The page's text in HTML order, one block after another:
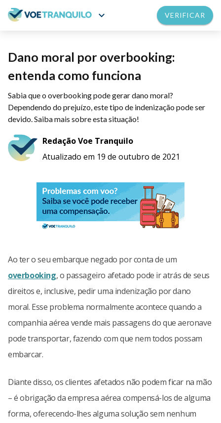
expand_more VERIFICAR
Dano moral por overbooking:
entenda como funciona
Sabia que o overbooking pode gerar dano moral?
Dependendo do prejuízo, este tipo de indenização pode ser
devido. Saiba mais sobre esta situação!
Redação Voe Tranquilo
Atualizado em 19 de outubro de 2021
Ao ter o seu embarque negado por conta de um
overbooking, o passageiro afetado pode ir atrás de seus
direitos e, inclusive, pedir uma indenização por dano
moral. Esse problema normalmente acontece quando a
companhia aérea vende mais passagens do que aeronave
pode transportar, fazendo com que nem todos possam
embarcar.
Diante disso, os clientes afetados não podem ficar na mão
– é obrigação da empresa aérea compensá-los de alguma
forma, oferecendo-lhes alguma solução sem nenhum